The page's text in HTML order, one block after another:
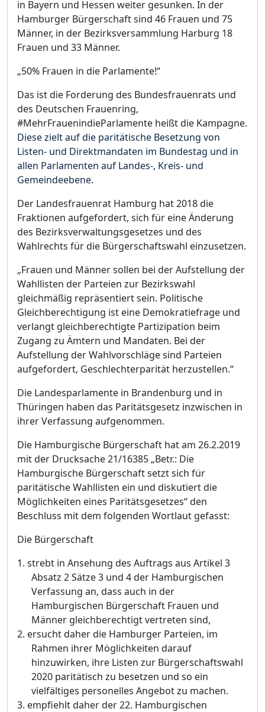
in Bayern und Hessen weiter gesunken. In der
Hamburger Bürgerschaft sind 46 Frauen und 75
Männer, in der Bezirksversammlung Harburg 18
Frauen und 33 Männer.
„50% Frauen in die Parlamente!“
Das ist die Forderung des Bundesfrauenrats und
des Deutschen Frauenring,
#MehrFrauenindieParlamente heißt die Kampagne.
Diese zielt auf die paritätische Besetzung von
Listen- und Direktmandaten im Bundestag und in
allen Parlamenten auf Landes-, Kreis- und
Gemeindeebene.
Der Landesfrauenrat Hamburg hat 2018 die
Fraktionen aufgefordert, sich für eine Änderung
des Bezirksverwaltungsgesetzes und des
Wahlrechts für die Bürgerschaftswahl einzusetzen.
„Frauen und Männer sollen bei der Aufstellung der
Wahllisten der Parteien zur Bezirkswahl
gleichmäßig repräsentiert sein. Politische
Gleichberechtigung ist eine Demokratiefrage und
verlangt gleichberechtigte Partizipation beim
Zugang zu Ämtern und Mandaten. Bei der
Aufstellung der Wahlvorschläge sind Parteien
aufgefordert, Geschlechterparität herzustellen.“
Die Landesparlamente in Brandenburg und in
Thüringen haben das Paritätsgesetz inzwischen in
ihrer Verfassung aufgenommen.
Die Hamburgische Bürgerschaft hat am 26.2.2019
mit der Drucksache21/16385 „Betr.: Die
Hamburgische Bürgerschaft setzt sich für
paritätische Wahllisten ein und diskutiert die
Möglichkeiten eines Paritätsgesetzes“ den
Beschluss mit dem folgenden Wortlaut gefasst:
Die Bürgerschaft
1. strebt in Ansehung des Auftrags aus Artikel 3
Absatz 2 Sätze 3 und 4 der Hamburgischen
Verfassung an, dass auch in der
Hamburgischen Bürgerschaft Frauen und
Männer gleichberechtigt vertreten sind,
2. ersucht daher die Hamburger Parteien, im
Rahmen ihrer Möglichkeiten darauf
hinzuwirken, ihre Listen zur Bürgerschaftswahl
2020 paritätisch zu besetzen und so ein
vielfältiges personelles Angebot zu machen.
3. empfiehlt daher der 22. Hamburgischen